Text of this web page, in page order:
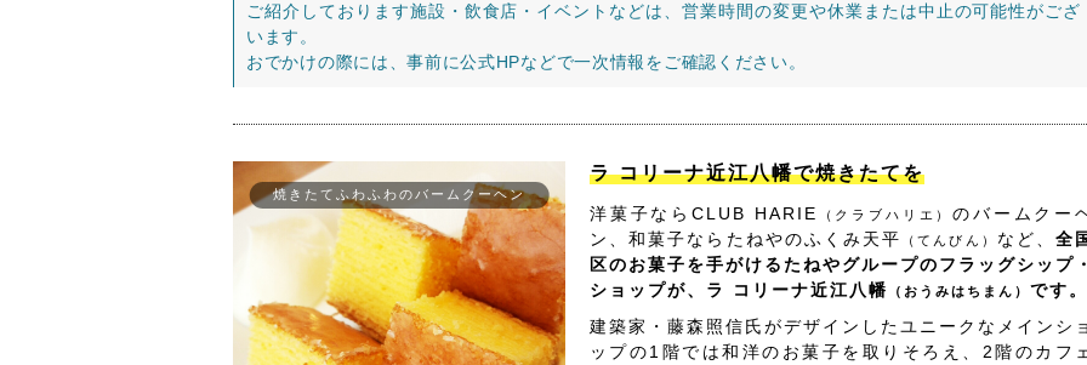
ご紹介しております施設・飲食店・イベントなどは、営業時間の変更や休業または中止の可能性がござ
います。
おでかけの際には、事前に公式HPなどで一次情報をご確認ください。
焼きたてふわふわのバームクーヘン
ラ コリーナ近江八幡で焼きたてを
洋菓子ならCLUB HARIE （クラブハリエ）のバームクー
ン、和菓子ならたねやのふくみ天平
（てんびん） など、 全
区のお菓子を手がけるたねやグループのフラッグシップ
ショップが、ラ コリーナ近江八幡
（おうみはちまん） です。
建築家・藤森照信氏がデザインしたユニークなメインシ
ップの1階では和洋のお菓子を取りそろえ、2階のカフ